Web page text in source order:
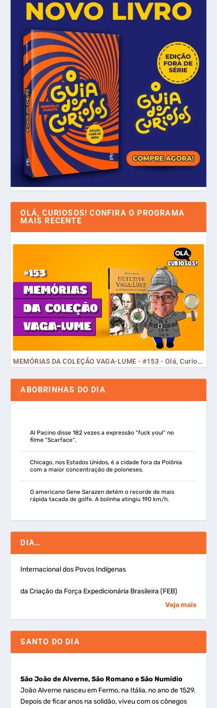
OLÁ, CURIOSOS! CONFIRA O PROGRAMA
MAIS RECENTE
MEMÓRIAS DA COLEÇÃO VAGA-LUME - #153 - Olá, Curiosos! 2023
ABOBRINHAS DO DIA
Al Pacino disse 182 vezes a expressão “fuck you!” no
filme “Scarface”.
Chicago, nos Estados Unidos, é a cidade fora da Polônia
com a maior concentração de poloneses.
O americano Gene Sarazen detém o recorde de mais
rápida tacada de golfe. A bolinha atingiu 190 km/h.
DIA…
Internacional dos Povos Indígenas
da Criação da Força Expedicionária Brasileira (FEB)
Veja mais
SANTO DO DIA
São João de Alverne, São Romano e São Numídio
João Alverne nasceu em Fermo, na Itália, no ano de 1529.
Depois de ficar anos na solidão, viveu com os cônegos